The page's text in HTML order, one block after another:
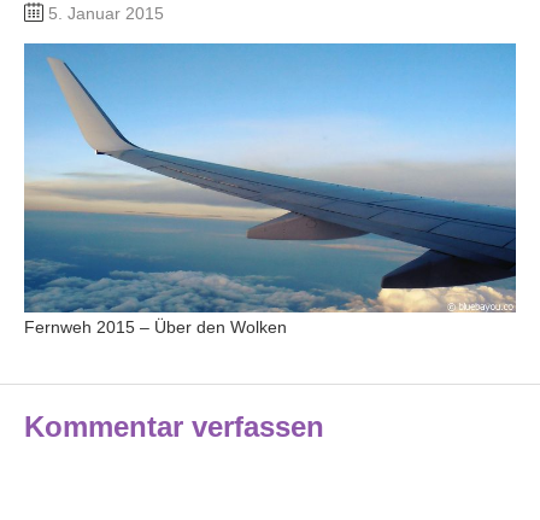
5. Januar 2015
Fernweh 2015 – Über den Wolken
Kommentar verfassen